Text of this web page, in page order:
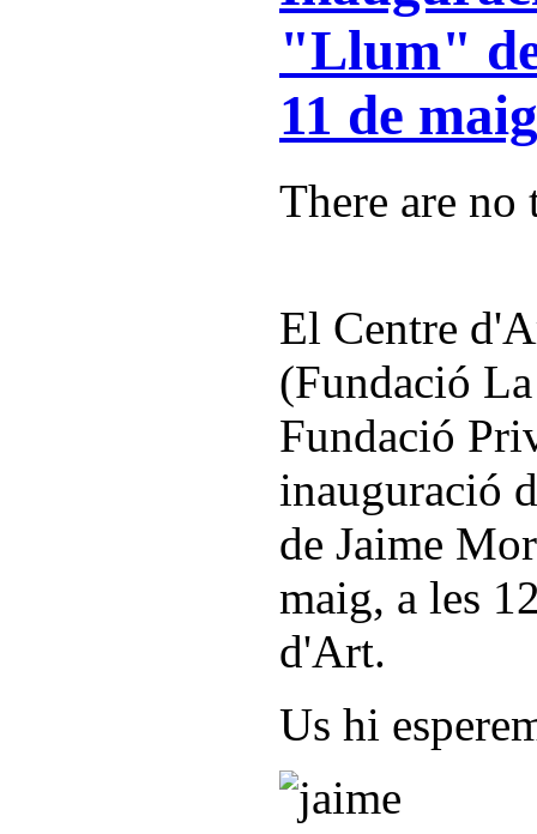
"Llum"
11 de
There are no
El Centre
(Fundació
Fundació
inauguració
de Jaime
maig, a les
d'Art.
Us hi